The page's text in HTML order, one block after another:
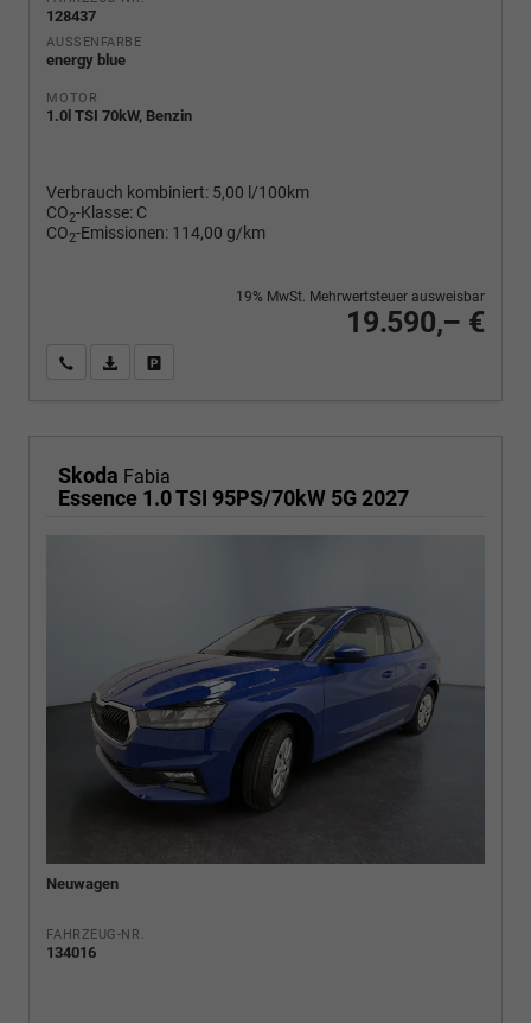
128437
AUSSENFARBE
energy blue
MOTOR
1.0l TSI 70kW, Benzin
Verbrauch kombiniert: 5,00 l/100km
CO2-Klasse: C
CO2-Emissionen: 114,00 g/km
19.590,– €
19% MwSt. Mehrwertsteuer ausweisbar
Wir rufen Sie anPDF-Fahrzeugexposé drucken
Skoda Fabia
Essence 1.0 TSI 95PS/70kW 5G 2027
Neuwagen
FAHRZEUG-NR.
134016